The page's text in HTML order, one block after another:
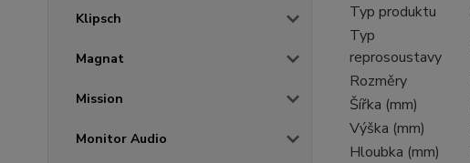
Klipsch
Magnat
Mission
Monitor Audio
Typ produktu
Typ
reprosoustavy
Rozměry
Šířka (mm)
Výška (mm)
Hloubka (mm)